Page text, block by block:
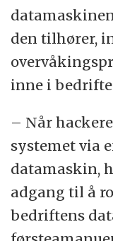
den tilhører,
inne i
– Når
systemet via
datamaskin,
adgang til å
bedriftens